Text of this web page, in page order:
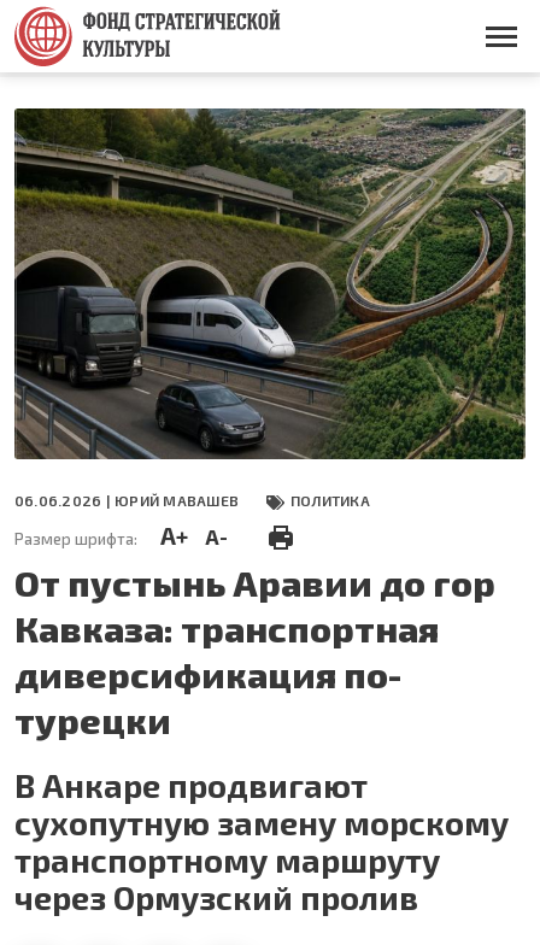
Перейти
основному
содержанию
Основная
06.06.2026 | ЮРИЙ МАВАШЕВ ПОЛИТИКА
Размер шрифта: A+ A-
От пустынь Аравии до гор
Кавказа: транспортная
диверсификация по-
турецки
В Анкаре продвигают
сухопутную замену морскому
транспортному маршруту
через Ормузский пролив